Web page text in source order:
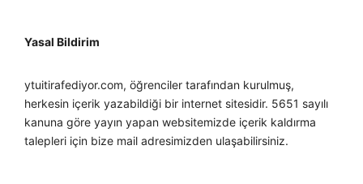
Yasal Bildirim
ytuitirafediyor.com, öğrenciler tarafından kurulmuş,
herkesin içerik yazabildiği bir internet sitesidir. 5651 sayılı
kanuna göre yayın yapan websitemizde içerik kaldırma
talepleri için bize mail adresimizden ulaşabilirsiniz.